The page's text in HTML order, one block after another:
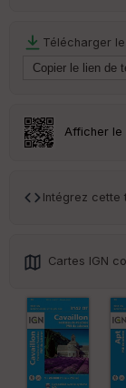
Télécharger
Afficher le
Intégrez cette
Cartes IGN